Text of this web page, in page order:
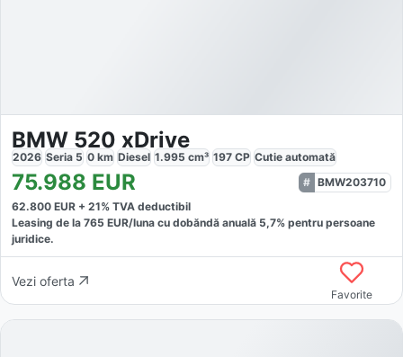
BMW 520 xDrive
2026 Seria 5 0 km Diesel 1.995 cm³ 197 CP Cutie automată
75.988 EUR
BMW203710
62.800 EUR + 21% TVA deductibil
Leasing de la 765 EUR/luna cu dobăndă anuală 5,7% pentru persoane
juridice.
Vezi oferta
Favorite